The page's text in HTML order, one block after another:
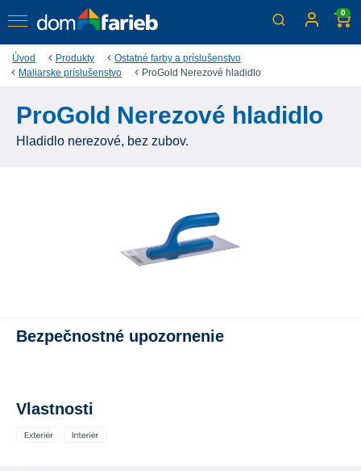
0
Úvod Produkty
Ostatné farby a príslušenstvo
Maliarske príslušenstvo
ProGold Nerezové hladidlo
ProGold Nerezové hladidlo
Hladidlo nerezové, bez zubov.
Bezpečnostné upozornenie
Vlastnosti